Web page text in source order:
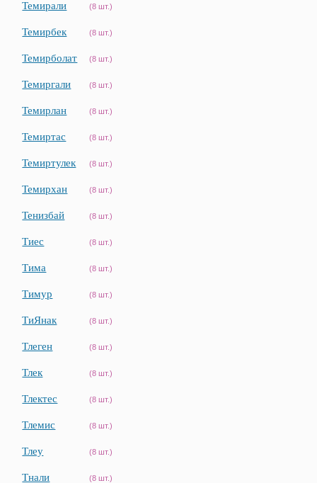
Темирали (8 шт.)
Темирбек (8 шт.)
Темирболат (8 шт.)
Темиргали (8 шт.)
Темирлан (8 шт.)
Темиртас (8 шт.)
Темиртулек (8 шт.)
Темирхан (8 шт.)
Тенизбай (8 шт.)
Тиес (8 шт.)
Тима (8 шт.)
Тимур (8 шт.)
ТиЯнак (8 шт.)
Тлеген (8 шт.)
Тлек (8 шт.)
Тлектес (8 шт.)
Тлемис (8 шт.)
Тлеу (8 шт.)
Тнали (8 шт.)